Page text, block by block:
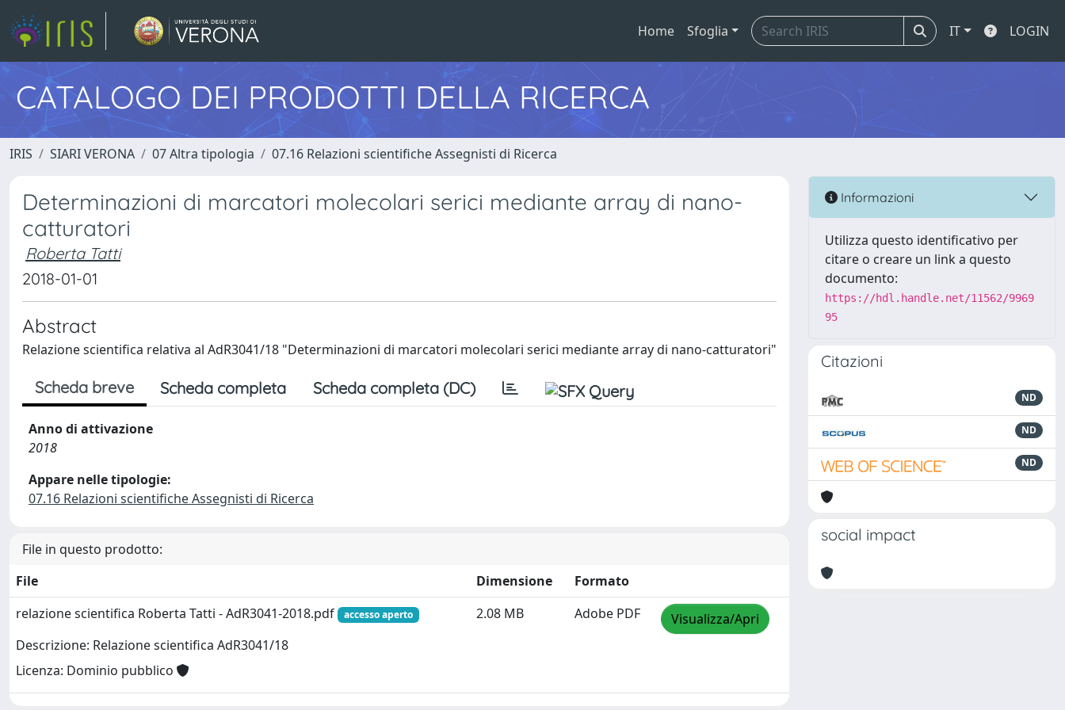
Home Sfoglia IT LOGIN
CATALOGO DEI PRODOTTI DELLA RICERCA
IRIS SIARI VERONA 07 Altra tipologia 07.16 Relazioni scientifiche Assegnisti di Ricerca
Determinazioni di marcatori molecolari serici mediante array di nano-
catturatori
Roberta Tatti
2018-01-01
Abstract
Relazione scientifica relativa al AdR3041/18 "Determinazioni di marcatori molecolari serici mediante array di nano-catturatori"
Scheda breve Scheda completa Scheda completa (DC)
Anno di attivazione
2018
Appare nelle tipologie:
07.16 Relazioni scientifiche Assegnisti di Ricerca
File in questo prodotto:
File
Dimensione
Formato
relazione scientifica Roberta Tatti - AdR3041-2018.pdf
accesso aperto
Descrizione: Relazione scientifica AdR3041/18
Licenza: Dominio pubblico
2.08 MB Adobe PDF Visualizza/Apri
Informazioni
Utilizza questo identificativo per
citare o creare un link a questo
documento:
https://hdl.handle.net/11562/9969
95
Citazioni
ND
ND
ND
social impact